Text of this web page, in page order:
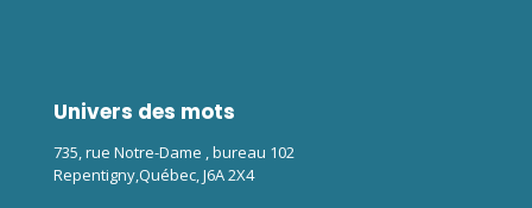
Univers des mots
735, rue Notre-Dame , bureau 102
Repentigny,Québec, J6A 2X4